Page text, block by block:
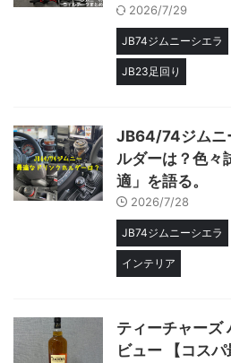
2026/7/29
JB74ジムニーシエラ
JB23足回り
JB64/74ジムニ
ルダーは？色々
適」を語る。
2026/7/28
JB74ジムニーシエラ
インテリア
ティーチャーズ
ビュー 【コス